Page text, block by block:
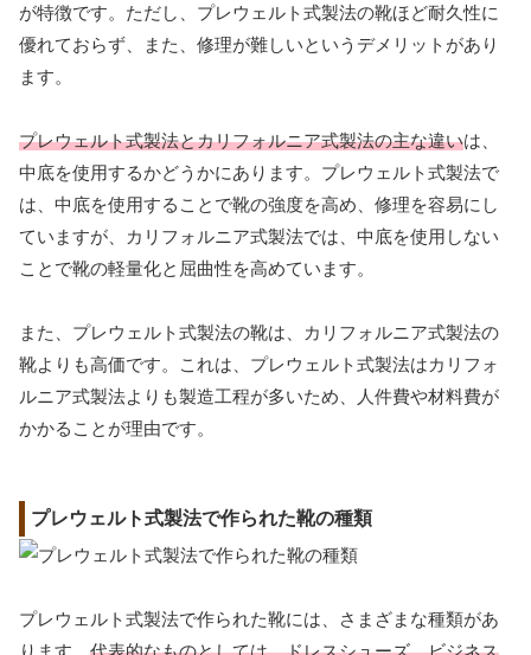
が特徴です。ただし、プレウェルト式製法の靴ほど耐久性に
優れておらず、また、修理が難しいというデメリットがあり
ます。
プレウェルト式製法とカリフォルニア式製法の主な違いは、
中底を使用するかどうかにあります。プレウェルト式製法で
は、中底を使用することで靴の強度を高め、修理を容易にし
ていますが、カリフォルニア式製法では、中底を使用しない
ことで靴の軽量化と屈曲性を高めています。
また、プレウェルト式製法の靴は、カリフォルニア式製法の
靴よりも高価です。これは、プレウェルト式製法はカリフォ
ルニア式製法よりも製造工程が多いため、人件費や材料費が
かかることが理由です。
プレウェルト式製法で作られた靴の種類
プレウェルト式製法で作られた靴には、さまざまな種類があ
ります。 代表的なものとしては、ドレスシューズ、ビジネス